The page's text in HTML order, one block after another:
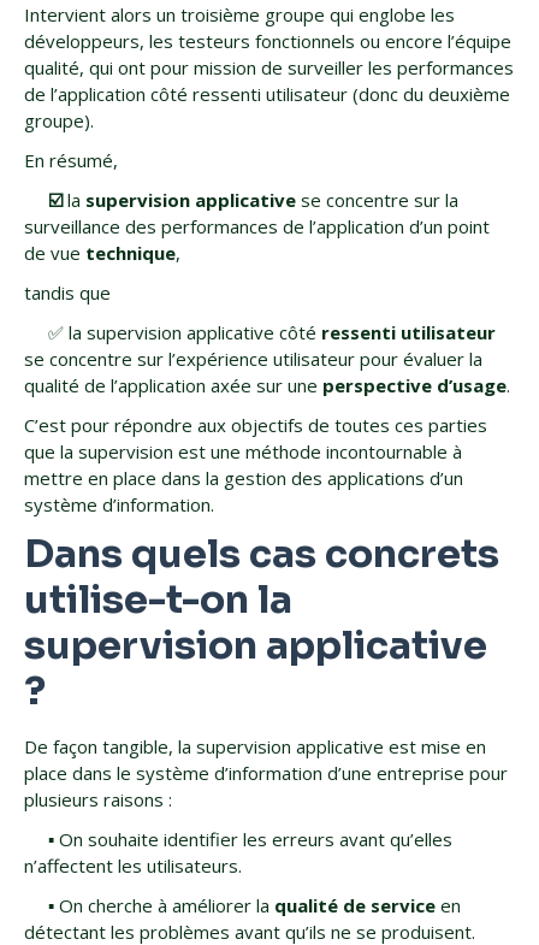
Intervient alors un troisième groupe qui englobe les
développeurs, les testeurs fonctionnels ou encore l’équipe
qualité, qui ont pour mission de surveiller les performances
de l’application côté ressenti utilisateur (donc du deuxième
groupe).
En résumé,
☑️la supervision applicative se concentre sur la
surveillance des performances de l’application d’un point
de vue technique,
tandis que
✅ la supervision applicative côté ressenti utilisateur
se concentre sur l’expérience utilisateur pour évaluer la
qualité de l’application axée sur une perspective d’usage.
C’est pour répondre aux objectifs de toutes ces parties
que la supervision est une méthode incontournable à
mettre en place dans la gestion des applications d’un
système d’information.
Dans quels cas concrets
utilise-t-on la
supervision applicative
?
De façon tangible, la supervision applicative est mise en
place dans le système d’information d’une entreprise pour
plusieurs raisons :
▪️ On souhaite identifier les erreurs avant qu’elles
n’affectent les utilisateurs.
▪️ On cherche à améliorer la qualité de service en
détectant les problèmes avant qu’ils ne se produisent.